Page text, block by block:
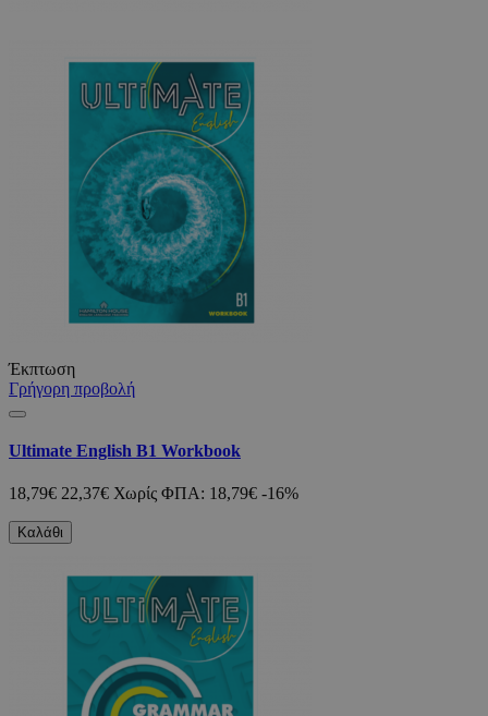
Έκπτωση
Γρήγορη προβολή
Ultimate English B1 Workbook
18,79€ 22,37€ Χωρίς ΦΠΑ: 18,79€ -16%
Καλάθι